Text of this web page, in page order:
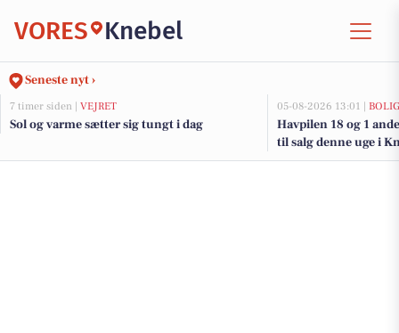
VORES Knebel
Seneste nyt ›
7 timer siden | VEJRET
Sol og varme sætter sig tungt i dag
05-08-2026 13:01 |
Havpilen 18 og 1
til salg denne uge i
her.